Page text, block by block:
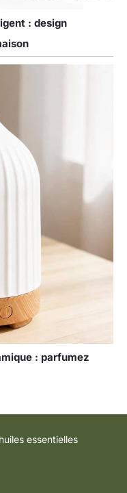
: design
: parfumez
essentielles